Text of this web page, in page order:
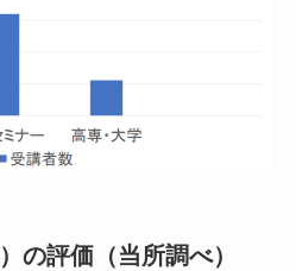
の評価（当所調べ）